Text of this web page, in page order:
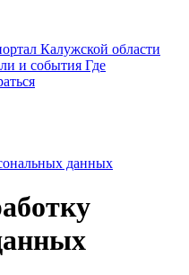
и события Где
данных